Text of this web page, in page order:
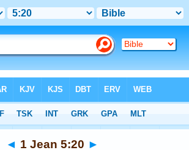
◄ 1 Jean 5:20 ►